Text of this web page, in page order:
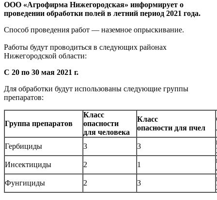
ООО «Агрофирма Нижегородская» информирует о
проведении обработки полей в летний период 2021 года.
Способ проведения работ — наземное опрыскивание.
Работы будут проводиться в следующих районах
Нижегородской области:
С 20 по 30 мая 2021 г.
Для обработки будут использованы следующие группы
препаратов:
Группа препаратов
Класс
опасности
для человека
Класс
опасности для пчел
Гербициды 3 3
Инсектициды
2 1
Фунгициды
2 3